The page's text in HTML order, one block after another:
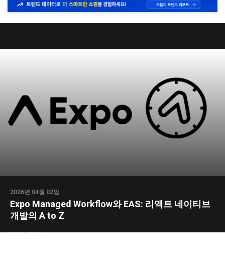
2026년 04월 02일
Expo Managed Workflow와 EAS: 리액트 네이티브
개발의 A to Z
TIPS/TECH